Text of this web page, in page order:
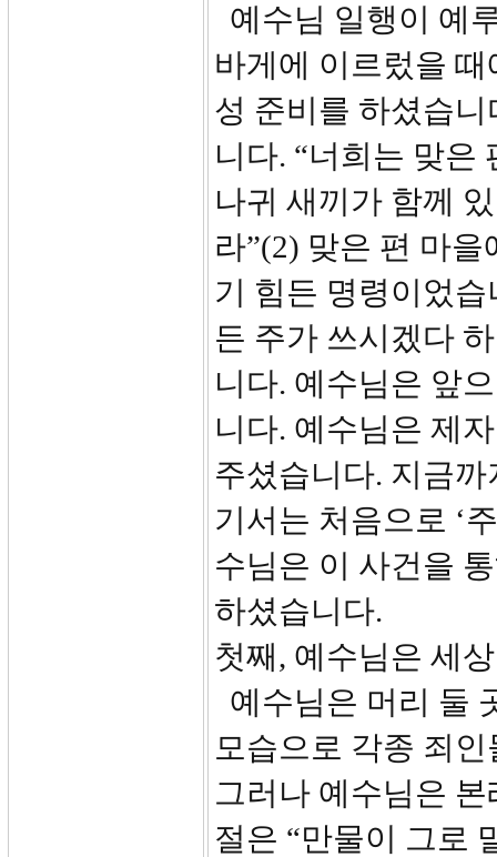
예수님 일행이 예
바게에 이르렀을
성 준비를 하셨습
니다. “너희는 맞은
나귀 새끼가 함께
라”(2) 맞은 편 마
기 힘든 명령이었
든 주가 쓰시겠다
니다. 예수님은 앞
니다. 예수님은 제
주셨습니다. 지금
기서는 처음으로 ‘
수님은 이 사건을
하셨습니다.
첫째, 예수님은 세
예수님은 머리 둘
모습으로 각종 죄
그러나 예수님은
절은 “만물이 그로